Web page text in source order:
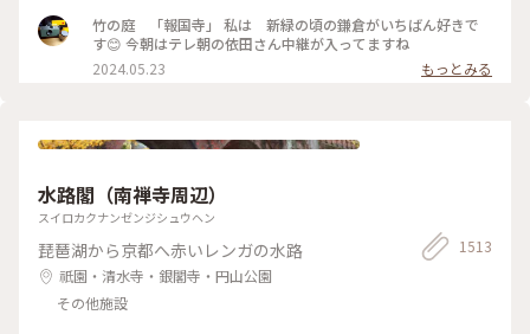
竹の庭 「報国寺」 私は 新緑の頃の鎌倉がいちばん好きで
す😊 今朝はテレ朝の依田さん中継が入ってますね
2024.05.23
もっとみる
水路閣（南禅寺周辺）
スイロカクナンゼンジシュウヘン
琵琶湖から京都へ赤いレンガの水路
祇園・清水寺・銀閣寺・円山公園
その他施設
1513